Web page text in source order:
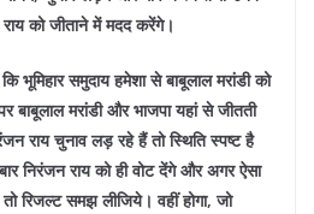
को जीताने में मदद करेंगे।
भूमिहार समुदाय हमेशा से बाबूलाल मरांडी को
बाबूलाल मरांडी और भाजपा यहां से जीतती
राय चुनाव लड़ रहे हैं तो स्थिति स्पष्ट है
निरंजन राय को ही वोट देंगे और अगर ऐसा
रिजल्ट समझ लीजिये। वहीं होगा, जो